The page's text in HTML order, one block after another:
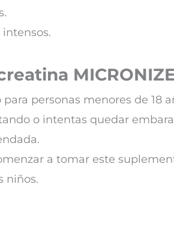
intensos.
personas menores de 18
o intentas quedar
a tomar este
niños.